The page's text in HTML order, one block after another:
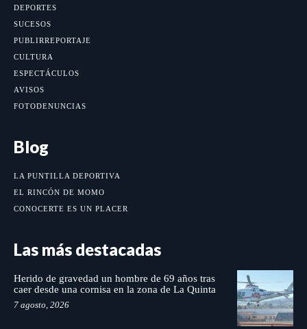
DEPORTES
SUCESOS
PUBLIRREPORTAJE
CULTURA
ESPECTÁCULOS
AVISOS
FOTODENUNCIAS
Blog
LA PUNTILLA DEPORTIVA
EL RINCÓN DE MOMO
CONOCERTE ES UN PLACER
Las más destacadas
Herido de gravedad un hombre de 69 años tras
caer desde una cornisa en la zona de La Quinta
7 agosto, 2026